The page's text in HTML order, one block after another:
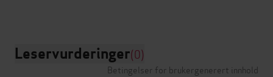
Leservurderinger(0)
Betingelser for brukergenerert innhold